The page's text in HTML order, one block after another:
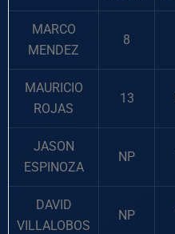
MARCO
MENDEZ
8
MAURICIO
ROJAS
13
JASON
ESPINOZA
NP
DAVID
VILLALOBOS
NP